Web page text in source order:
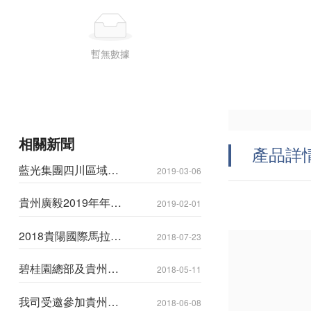
暫無數據
相關新聞
藍光集團四川區域領
導來貴州廣毅公司進
2019-03-06
貴州廣毅2019年年會
圓滿結束！
2019-02-01
2018貴陽國際馬拉松
賽圓滿落幕，我司所
賽
2018-07-23
碧桂園總部及貴州公
司領導專家一行來我
2018-05-11
我司受邀參加貴州區 2018-06-08
產品詳